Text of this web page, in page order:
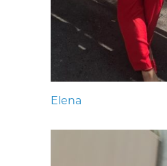
Elena